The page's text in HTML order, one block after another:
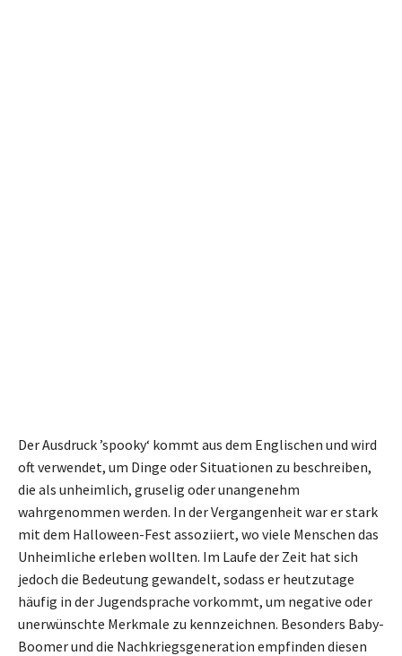
Der Ausdruck ’spooky‘ kommt aus dem Englischen und wird
oft verwendet, um Dinge oder Situationen zu beschreiben,
die als unheimlich, gruselig oder unangenehm
wahrgenommen werden. In der Vergangenheit war er stark
mit dem Halloween-Fest assoziiert, wo viele Menschen das
Unheimliche erleben wollten. Im Laufe der Zeit hat sich
jedoch die Bedeutung gewandelt, sodass er heutzutage
häufig in der Jugendsprache vorkommt, um negative oder
unerwünschte Merkmale zu kennzeichnen. Besonders Baby-
Boomer und die Nachkriegsgeneration empfinden diesen